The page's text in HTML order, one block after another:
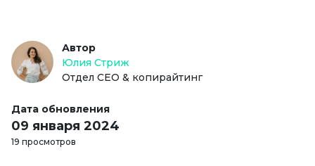
Автор
Юлия Стриж
Отдел СЕО & копирайтинг
Дата обновления
09 января 2024
19 просмотров